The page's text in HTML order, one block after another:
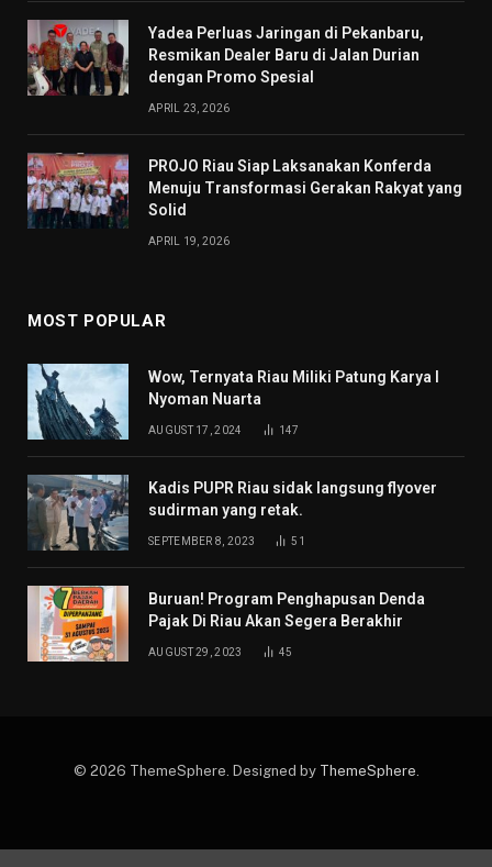
Yadea Perluas Jaringan di Pekanbaru,
Resmikan Dealer Baru di Jalan Durian
dengan Promo Spesial
APRIL 23, 2026
PROJO Riau Siap Laksanakan Konferda
Menuju Transformasi Gerakan Rakyat yang
Solid
APRIL 19, 2026
MOST POPULAR
Wow, Ternyata Riau Miliki Patung Karya I
Nyoman Nuarta
AUGUST 17, 2024 147
Kadis PUPR Riau sidak langsung flyover
sudirman yang retak.
SEPTEMBER 8, 2023 51
Buruan! Program Penghapusan Denda
Pajak Di Riau Akan Segera Berakhir
AUGUST 29, 2023 45
© 2026 ThemeSphere. Designed by ThemeSphere.